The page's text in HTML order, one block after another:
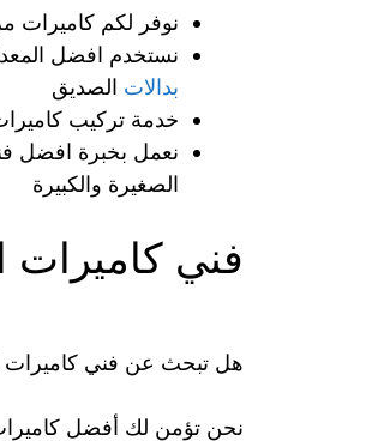
نوفر لكم كاميرات
نستخدم افضل
بدالات الصديق
خدمة تركيب
نعمل بخبرة افضل
الصغيرة والكبيرة
فني كاميرات
هل تبحث عن فني كاميرات
نحن تؤمن لك أفضل